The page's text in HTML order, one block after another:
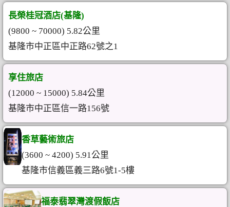
長榮桂冠酒店(基隆)
(9800 ~ 70000) 5.82公里
基隆市中正區中正路62號之1
享住旅店
(12000 ~ 15000) 5.84公里
基隆市中正區信一路156號
香草藝術旅店
(3600 ~ 4200) 5.91公里
基隆市信義區義三路6號1-5樓
福泰翡翠灣渡假飯店